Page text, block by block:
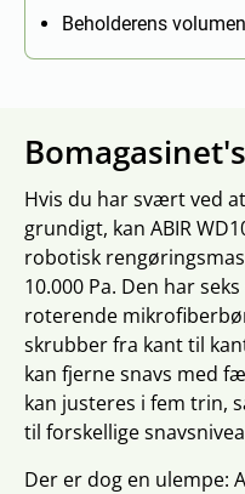
Beholderens
Hvis du har svært ved
grundigt, kan ABIR
robotisk
10.000 Pa. Den har
roterende
skrubber fra kant til
kan fjerne snavs med
kan justeres i fem trin,
til forskellige
Der er dog en ulempe: